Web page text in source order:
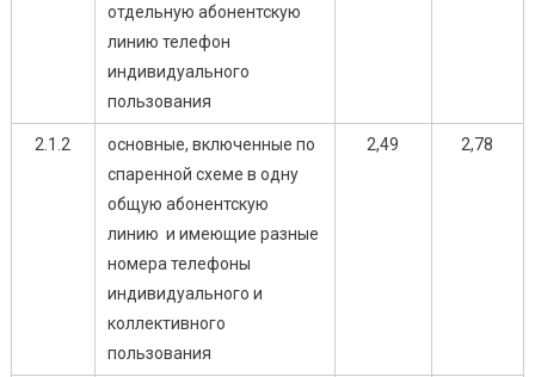
отдельную абонентскую
линию телефон
индивидуального
пользования
2.1.2
основные, включенные по
спаренной схеме в одну
общую абонентскую
линию и имеющие разные
номера телефоны
индивидуального и
коллективного
пользования
2,49 2,78